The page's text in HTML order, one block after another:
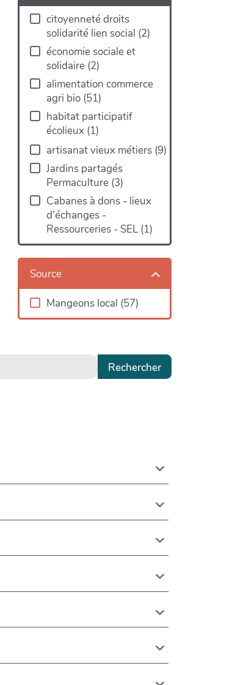
citoyenneté droits
solidarité lien social (2)
économie sociale et
solidaire (2)
alimentation commerce
agri bio (51)
habitat participatif
écolieux (1)
artisanat vieux métiers (9)
Jardins partagés
Permaculture (3)
Cabanes à dons - lieux
d'échanges -
Ressourceries - SEL (1)
Source
Mangeons local (57)